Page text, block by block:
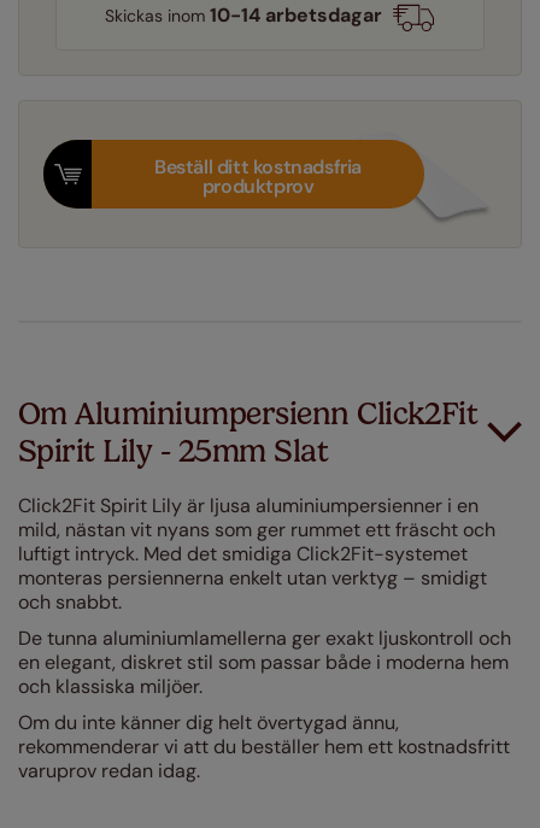
Skickas inom10-14 arbetsdagar
Beställ ditt kostnadsfria
produktprov
Om Aluminiumpersienn Click2Fit
Spirit Lily - 25mm Slat
Click2Fit Spirit Lily är ljusa aluminiumpersienner i en
mild, nästan vit nyans som ger rummet ett fräscht och
luftigt intryck. Med det smidiga Click2Fit-systemet
monteras persiennerna enkelt utan verktyg – smidigt
och snabbt.
De tunna aluminiumlamellerna ger exakt ljuskontroll och
en elegant, diskret stil som passar både i moderna hem
och klassiska miljöer.
Om du inte känner dig helt övertygad ännu,
rekommenderar vi att du beställer hem ett kostnadsfritt
varuprov redan idag.